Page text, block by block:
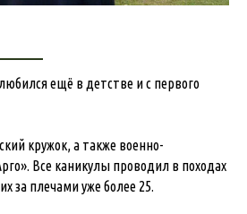
ещё в детстве и с первого
кружок, а также военно-
Все каникулы проводил в походах
за плечами уже более 25.